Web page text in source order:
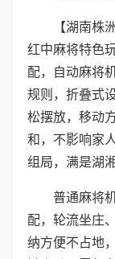
【湖南株
红中麻将特色
配，自动麻将
规则，折叠式
松摆放，移动
和，不影响家
组局，满是湖
普通麻将
配，轮流坐庄
纳方便不占地